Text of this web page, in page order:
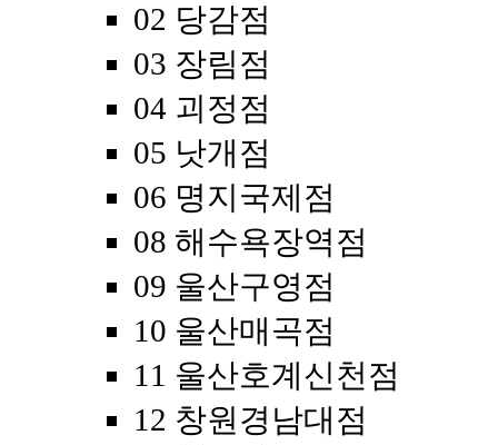
02 당감점
03 장림점
04 괴정점
05 낫개점
06 명지국제점
08 해수욕장역점
09 울산구영점
10 울산매곡점
11 울산호계신천점
12 창원경남대점